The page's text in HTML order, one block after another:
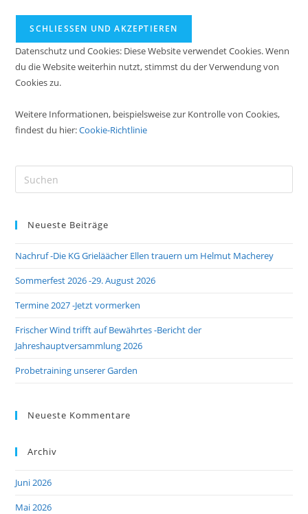
Datenschutz und Cookies: Diese Website verwendet Cookies. Wenn
du die Website weiterhin nutzt, stimmst du der Verwendung von
Cookies zu.
Weitere Informationen, beispielsweise zur Kontrolle von Cookies,
findest du hier:Cookie-Richtlinie
Neueste Beiträge
Nachruf -Die KG Grieläächer Ellen trauern um Helmut Macherey
Sommerfest 2026 -29. August 2026
Termine 2027 -Jetzt vormerken
Frischer Wind trifft auf Bewährtes -Bericht der
Jahreshauptversammlung 2026
Probetraining unserer Garden
Neueste Kommentare
Archiv
Juni 2026
Mai 2026